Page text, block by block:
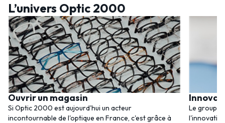
L’univers Optic 2000
Ouvrir un magasin
Si Optic 2000 est aujourd'hui un acteur
incontournable de l'optique en France, c'est grâce à
Le